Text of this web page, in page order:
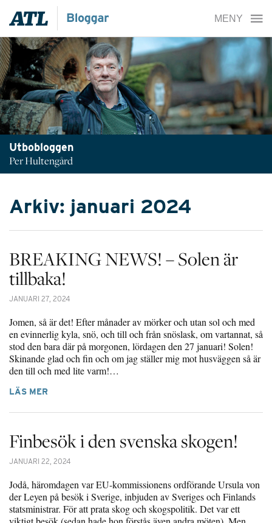
Utbobloggen
Per Hultengård
Arkiv: januari 2024
BREAKING NEWS! – Solen är
tillbaka!
JANUARI 27, 2024
Jomen, så är det! Efter månader av mörker och utan sol och med
en evinnerlig kyla, snö, och till och från snöslask, om vartannat, så
stod den bara där på morgonen, lördagen den 27 januari! Solen!
Skinande glad och fin och om jag ställer mig mot husväggen så är
den till och med lite varm!…
LÄS MER
Finbesök i den svenska skogen!
JANUARI 22, 2024
Jodå, häromdagen var EU-kommissionens ordförande Ursula von
der Leyen på besök i Sverige, inbjuden av Sveriges och Finlands
statsministrar. För att prata skog och skogspolitik. Det var ett